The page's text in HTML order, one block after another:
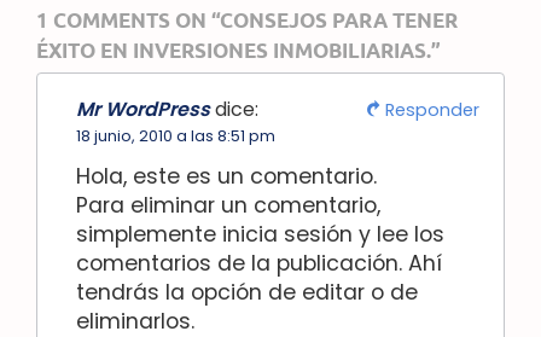
1 COMMENTS ON “CONSEJOS PARA TENER
ÉXITO EN INVERSIONES INMOBILIARIAS.”
Mr WordPressdice:
18 junio, 2010 a las 8:51 pm
Hola, este es un comentario.
Para eliminar un comentario,
simplemente inicia sesión y lee los
comentarios de la publicación. Ahí
tendrás la opción de editar o de
eliminarlos.
Responder